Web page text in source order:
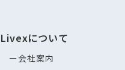
Livexについて
会社案内